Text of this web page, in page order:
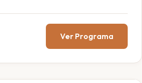
Ver Programa